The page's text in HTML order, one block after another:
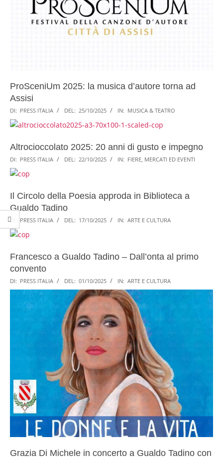
ProSceniUm 2025: la musica d’autore torna ad
Assisi
DI: PRESS ITALIA DEL: 25/10/2025 IN: MUSICA & TEATRO
Altrocioccolato 2025: 20 anni di gusto e impegno
DI: PRESS ITALIA DEL: 22/10/2025 IN: FIERE, MERCATI ED EVENTI
Il Circolo della Poesia approda in Biblioteca a
Gualdo Tadino
DI: PRESS ITALIA DEL: 17/10/2025 IN: ARTE E CULTURA
Francesco a Gualdo Tadino – Dall’onta al primo
convento
DI: PRESS ITALIA DEL: 01/10/2025 IN: ARTE E CULTURA
Grazia Di Michele in concerto a Gualdo Tadino con